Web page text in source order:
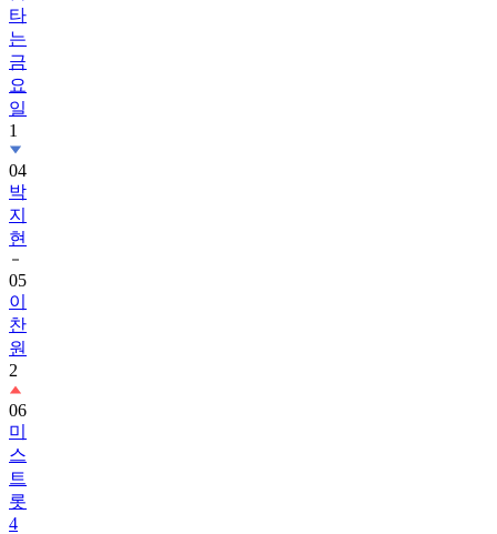
타
는
금
요
일
1
04
박
지
현
05
이
찬
원
2
06
미
스
트
롯
4